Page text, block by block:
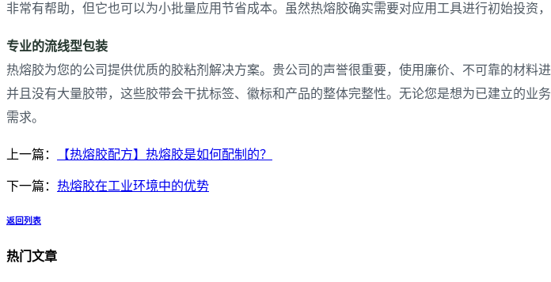
非常有帮助，但它也可以为小批量应用节省成本。虽然热熔胶确实需要对应用工具进行初始投资
专业的流线型包装
热熔胶为您的公司提供优质的胶粘剂解决方案。贵公司的声誉很重要，使用廉价、不可靠的材
并且没有大量胶带，这些胶带会干扰标签、徽标和产品的整体完整性。无论您是想为已建立的
需求。
上一篇： 【热熔胶配方】热熔胶是如何配制的？
下一篇： 热熔胶在工业环境中的优势
返回列表
热门文章